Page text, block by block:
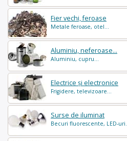
Fier vechi, feroase
Metale feroase, otel...
Aluminiu, neferoase...
Aluminiu, cupru...
Electrice și electronice
Frigidere, televizoare...
Surse de iluminat
Becuri fluorescente, LED-uri...